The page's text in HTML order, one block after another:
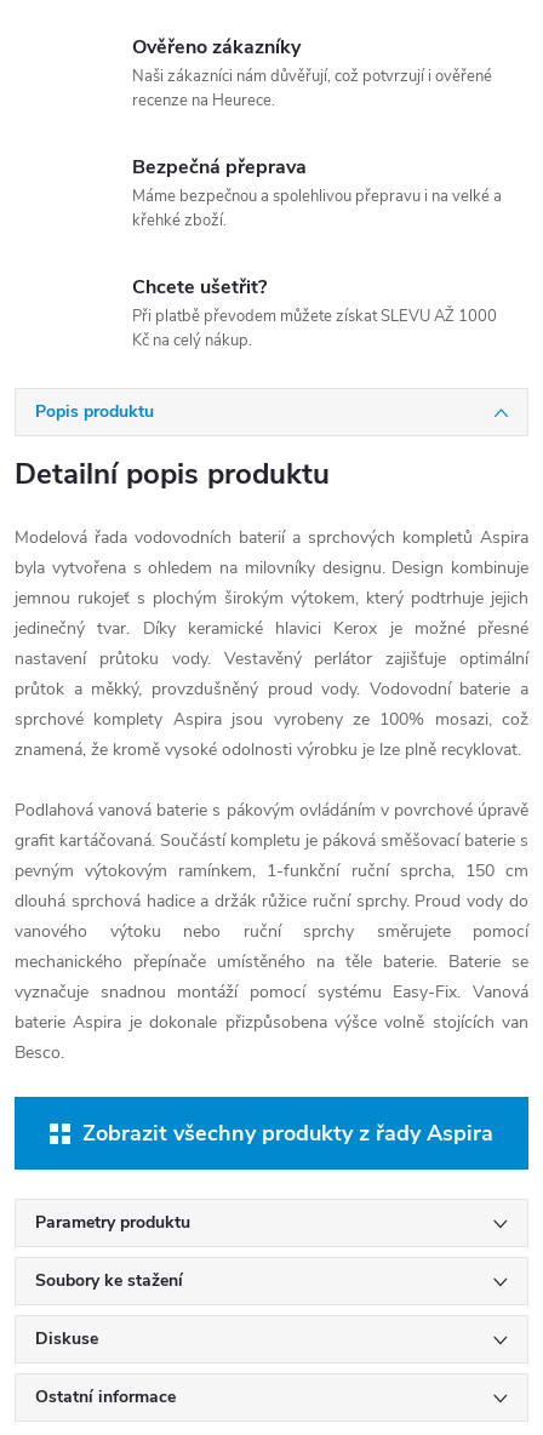
Ověřeno zákazníky
Naši zákazníci nám důvěřují, což potvrzují i ověřené
recenze na Heurece.
Bezpečná přeprava
Máme bezpečnou a spolehlivou přepravu i na velké a
křehké zboží.
Chcete ušetřit?
Při platbě převodem můžete získat SLEVU AŽ 1000
Kč na celý nákup.
Popis produktu
Detailní popis produktu
Modelová řada vodovodních baterií a sprchových kompletů Aspira
byla vytvořena s ohledem na milovníky designu. Design kombinuje
jemnou rukojeť s plochým širokým výtokem, který podtrhuje jejich
jedinečný tvar. Díky keramické hlavici Kerox je možné přesné
nastavení průtoku vody. Vestavěný perlátor zajišťuje optimální
průtok a měkký, provzdušněný proud vody. Vodovodní baterie a
sprchové komplety Aspira jsou vyrobeny ze 100% mosazi, což
znamená, že kromě vysoké odolnosti výrobku je lze plně recyklovat.
Podlahová vanová baterie s pákovým ovládáním v povrchové úpravě
grafit kartáčovaná. Součástí kompletu je páková směšovací baterie s
pevným výtokovým ramínkem, 1-funkční ruční sprcha, 150 cm
dlouhá sprchová hadice a držák růžice ruční sprchy. Proud vody do
vanového výtoku nebo ruční sprchy směrujete pomocí
mechanického přepínače umístěného na těle baterie. Baterie se
vyznačuje snadnou montáží pomocí systému Easy-Fix. Vanová
baterie Aspira je dokonale přizpůsobena výšce volně stojících van
Besco.
Zobrazit všechny produkty z řady Aspira
Parametry produktu
Soubory ke stažení
Diskuse
Ostatní informace